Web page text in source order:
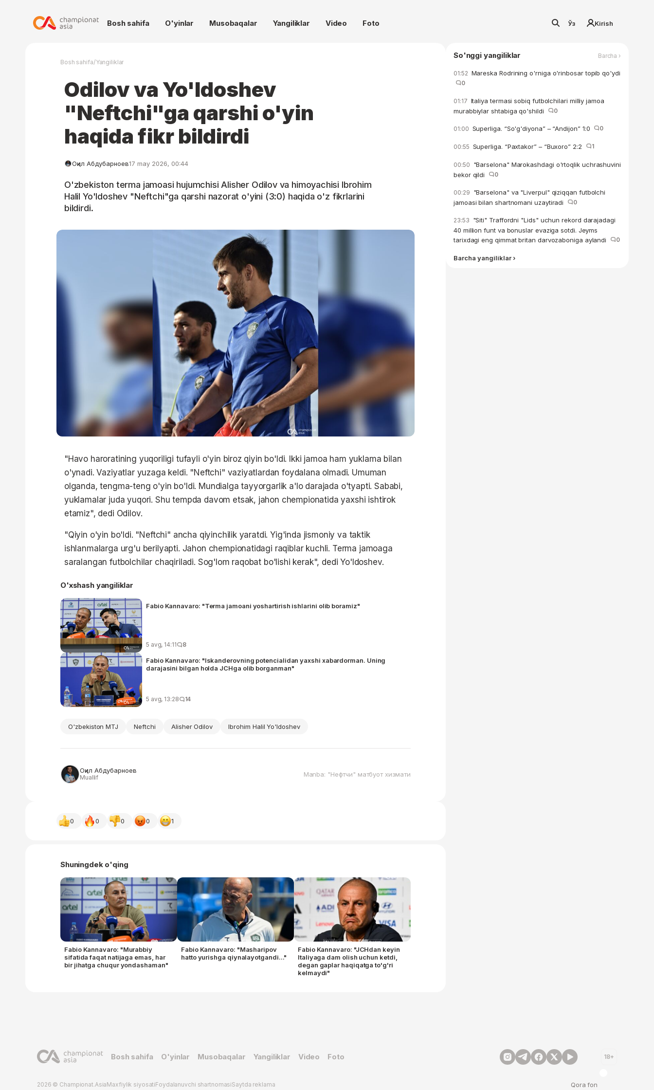
Bosh sahifa O'yinlar Musobaqalar Yangiliklar Video Foto Ўз Kirish
Bosh sahifa/Yangiliklar
Odilov va Yo'ldoshev
"Neftchi"ga qarshi o'yin
haqida fikr bildirdi
Оқил Абдубарноев17 may 2026, 00:44
O'zbekiston terma jamoasi hujumchisi Alisher Odilov va himoyachisi Ibrohim
Halil Yo'ldoshev "Neftchi"ga qarshi nazorat o'yini (3:0) haqida o'z fikrlarini
bildirdi.
"Havo haroratining yuqoriligi tufayli o'yin biroz qiyin bo'ldi. Ikki jamoa ham yuklama bilan
o'ynadi. Vaziyatlar yuzaga keldi. "Neftchi" vaziyatlardan foydalana olmadi. Umuman
olganda, tengma-teng o'yin bo'ldi. Mundialga tayyorgarlik a'lo darajada o'tyapti. Sababi,
yuklamalar juda yuqori. Shu tempda davom etsak, jahon chempionatida yaxshi ishtirok
etamiz", dedi Odilov.
"Qiyin o'yin bo'ldi. "Neftchi" ancha qiyinchilik yaratdi. Yig'inda jismoniy va taktik
ishlanmalarga urg'u berilyapti. Jahon chempionatidagi raqiblar kuchli. Terma jamoaga
saralangan futbolchilar chaqiriladi. Sog'lom raqobat bo'lishi kerak", dedi Yo'ldoshev.
O'xshash yangiliklar
Fabio Kannavaro: "Terma jamoani yoshartirish ishlarini olib boramiz"
5 avg, 14:11 8
Fabio Kannavaro: "Iskanderovning potencialidan yaxshi xabardorman. Uning
darajasini bilgan holda JCHga olib borganman"
5 avg, 13:28 14
O'zbekiston MTJ Neftchi Alisher Odilov Ibrohim Halil Yo'ldoshev
Оқил Абдубарноев
Muallif Manba: "Нефтчи" матбуот хизмати
0 0 0 0 1
Shuningdek o'qing
Fabio Kannavaro: "Murabbiy
sifatida faqat natijaga emas, har
bir jihatga chuqur yondashaman"
Fabio Kannavaro: "Masharipov
hatto yurishga qiynalayotgandi..."
Fabio Kannavaro: "JCHdan keyin
Italiyaga dam olish uchun ketdi,
degan gaplar haqiqatga to'g'ri
kelmaydi"
So'nggi yangiliklar Barcha ›
01:52 Mareska Rodrining o'rniga o'rinbosar topib qo'ydi
0
01:17 Italiya termasi sobiq futbolchilari milliy jamoa
murabbiylar shtabiga qo'shildi
0
01:00 Superliga. “So'g'diyona” – “Andijon” 1:0 0
00:55 Superliga. “Paxtakor” – “Buxoro” 2:2 1
00:50 "Barselona" Marokashdagi o'rtoqlik uchrashuvini
bekor qildi
0
00:29 "Barselona" va "Liverpul" qiziqqan futbolchi
jamoasi bilan shartnomani uzaytiradi
0
23:53 "Siti" Traffordni "Lids" uchun rekord darajadagi
40 million funt va bonuslar evaziga sotdi. Jeyms
tarixdagi eng qimmat britan darvozaboniga aylandi
0
Barcha yangiliklar ›
Bosh sahifa O'yinlar Musobaqalar Yangiliklar Video Foto 18+
2026 © Championat.AsiaMaxfiylik siyosatiFoydalanuvchi shartnomasiSaytda reklama Qora fon